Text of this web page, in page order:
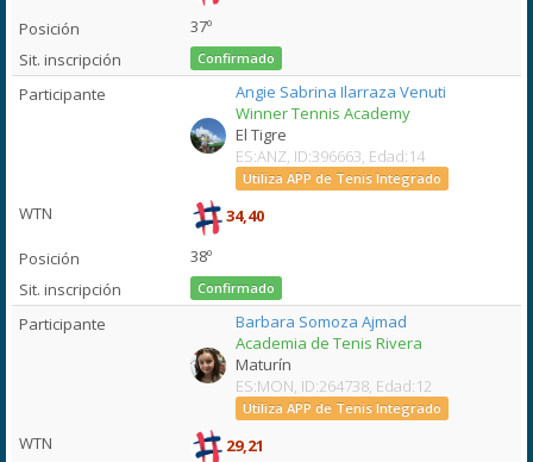
37º
Confirmado
Angie Sabrina Ilarraza Venuti
Winner Tennis Academy
El Tigre
ES:ANZ, ID:396663, Edad:14
Utiliza APP de Tenis Integrado
34,40
38º
Confirmado
Barbara Somoza Ajmad
Academia de Tenis Rivera
Maturín
ES:MON, ID:264738, Edad:12
Utiliza APP de Tenis Integrado
29,21